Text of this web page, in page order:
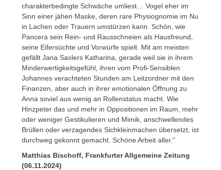
charakterbedingte Schwäche umliest… Vogel eher im
Sinn einer jähen Maske, deren rare Physiognomie im Nu
in Lachen oder Trauern umstürzen kann. Schön, wie
Pancera sein Rein- und Rausschneien als Hausfreund,
seine Eifersüchte und Vorwürfe spielt. Mit am meisten
gefällt Jana Saxlers Katharina, gerade weil sie in ihrem
Minderwertigkeitsgefühl, ihren vom Profi-Sensiblen
Johannes verachteten Stunden am Leitzordner mit den
Finanzen, aber auch in ihrer emotionalen Öffnung zu
Anna soviel aus wenig an Rollenstatus macht. Wie
Hinzpeter das und mehr in Oppositionen im Raum, mehr
oder weniger Gestikulieren und Mimik, anschwellendes
Brüllen oder verzagendes Sichkleinmachen übersetzt, ist
durchweg gekonnt gemacht. Schöne Arbeit aller.”
Matthias Bischoff, Frankfurter Allgemeine Zeitung
(06.11.2024)